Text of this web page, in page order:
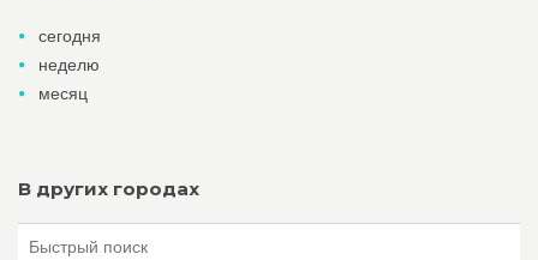
сегодня
неделю
месяц
В других городах